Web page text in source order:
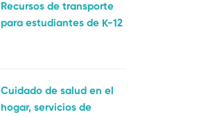
Recursos de transporte
para estudiantes de K-12
Cuidado de salud en el
hogar, servicios de